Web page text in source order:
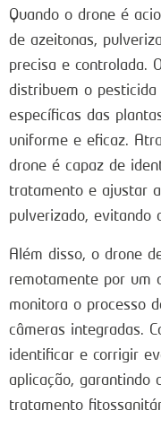
Quando o drone é
de azeitonas,
precisa e controlada.
distribuem o pesticida
específicas das
uniforme e eficaz.
drone é capaz de
tratamento e ajustar
pulverizado, evitando
Além disso, o drone
remotamente por um
monitora o processo
câmeras integradas.
identificar e corrigir
aplicação, garantindo
tratamento